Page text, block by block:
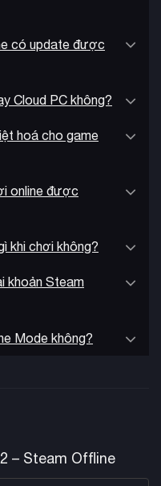
có update được
Cloud PC không?
hoá cho game
online được
khi chơi không?
khoản Steam
Mode không?
– Steam Offline